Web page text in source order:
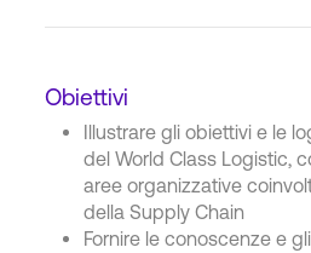
Obiettivi
Illustrare gli obiettivi e le
del World Class Logistic,
aree organizzative
della Supply Chain
Fornire le conoscenze e